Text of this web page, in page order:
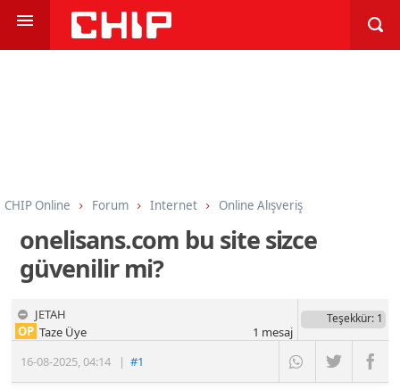
CHIP Online Forum Internet Online Alışveriş
onelisans.com bu site sizce
güvenilir mi?
JETAH
16-08-2025,04:14 |#1
OP Taze Üye
Teşekkür: 1
1 mesaj